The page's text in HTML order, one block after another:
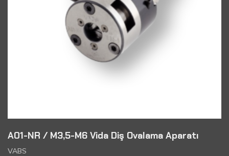
A01-NR / M3,5-M6 Vida Diş Ovalama Aparatı
VABS